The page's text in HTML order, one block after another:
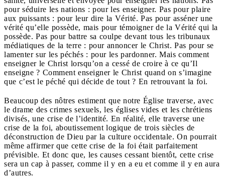
pour séduire les nations : pour les enseigner. Pas pour plaire
aux puissants : pour leur dire la Vérité. Pas pour asséner une
vérité qu’elle possède, mais pour témoigner de la Vérité qui la
possède. Pas pour battre sa coulpe devant tous les tribunaux
médiatiques de la terre : pour annoncer le Christ. Pas pour se
lamenter sur les péchés : pour les pardonner. Mais comment
enseigner le Christ lorsqu’on a cessé de croire à ce qu’Il
enseigne ? Comment enseigner le Christ quand on s’imagine
que c’est le péché qui décide de tout ? En retrouvant la foi.
Beaucoup des nôtres estiment que notre Église traverse, avec
le drame des crimes sexuels, les églises vides et les chrétiens
divisés, une crise de l’identité. En réalité, elle traverse une
crise de la foi, aboutissement logique de trois siècles de
déconstruction de Dieu par la culture occidentale. On pourrait
même affirmer que cette crise de la foi était parfaitement
prévisible. Et donc que, les causes cessant bientôt, cette crise
sera un cap à passer, comme il y en a eu et comme il y en aura
d’autres.